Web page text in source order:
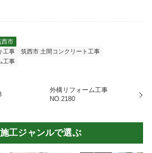
西市
工事
筑西市 土間コンクリート工事
工事
外構リフォーム工事
NO.2180
施工ジャンルで選ぶ